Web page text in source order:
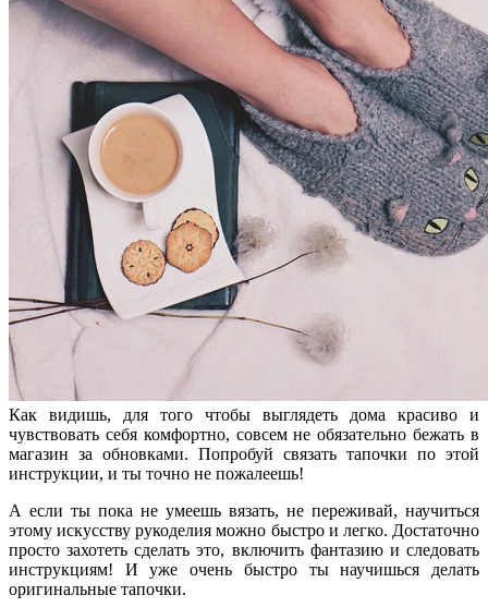
Как видишь, для того чтобы выглядеть дома красиво и
чувствовать себя комфортно, совсем не обязательно бежать в
магазин за обновками. Попробуй связать тапочки по этой
инструкции, и ты точно не пожалеешь!
А если ты пока не умеешь вязать, не переживай, научиться
этому искусству рукоделия можно быстро и легко. Достаточно
просто захотеть сделать это, включить фантазию и следовать
инструкциям! И уже очень быстро ты научишься делать
оригинальные тапочки.